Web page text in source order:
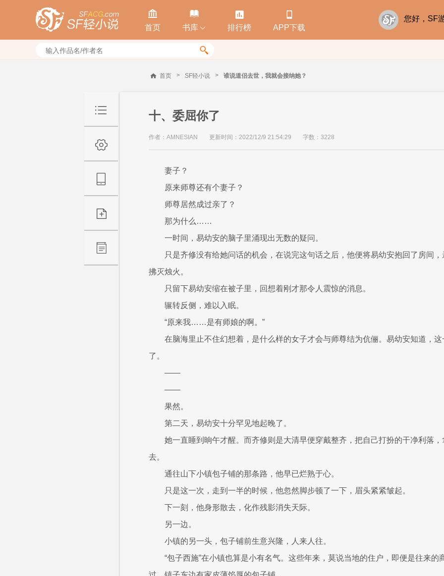

首页

书库 

排行榜

APP下载
您好，SF

首页 > SF轻小说 > 谁说道侣去世，我就会接纳她？
十、委屈你了
作者：AMNESIAN 更新时间：2022/12/9 21:54:29 字数：3228
妻子？
原来师尊还有个妻子？
师尊居然成过亲了？
那为什么……
一时间，易幼安的脑子里涌现出无数的疑问。
只是齐修没有给她问话的机会，在说完这句话之后，他便将易幼安抱回了房间，
拂灭烛火。
只留下易幼安缩在被子里，回想着刚才那令人震惊的消息。
辗转反侧，难以入眠。
“原来我……是有师娘的啊。”
在脑海里止不住幻想着，是什么样的女子才会与师尊结为伉俪。易幼安知道，
了。
——
——
果然。
第二天，易幼安十分罕见地起晚了。
她一直睡到晌午才醒。而齐修则是大清早便穿戴整齐，把自己打扮的干净利落
去。
通往山下小镇包子铺的那条路，他早已烂熟于心。
只是这一次，走到一半的时候，他忽然脚步顿了一下，眉头紧紧皱起。
下一刻，他身形散去，化作残影消失天际。
另一边。
小镇的另一头，包子铺前生意兴隆，人来人往。
“包子西施”在小镇也算是小有名气。这些年来，莫说当地的住户，即便是往来的